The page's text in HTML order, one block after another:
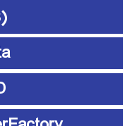
(GELS)